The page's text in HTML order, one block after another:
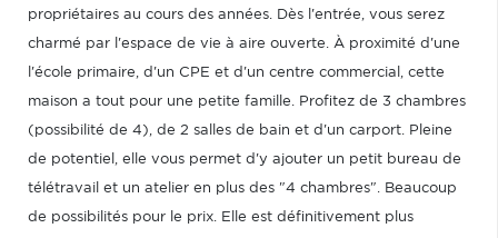
propriétaires au cours des années. Dès l'entrée, vous serez
charmé par l'espace de vie à aire ouverte. À proximité d'une
l'école primaire, d'un CPE et d'un centre commercial, cette
maison a tout pour une petite famille. Profitez de 3 chambres
(possibilité de 4), de 2 salles de bain et d'un carport. Pleine
de potentiel, elle vous permet d'y ajouter un petit bureau de
télétravail et un atelier en plus des "4 chambres". Beaucoup
de possibilités pour le prix. Elle est définitivement plus